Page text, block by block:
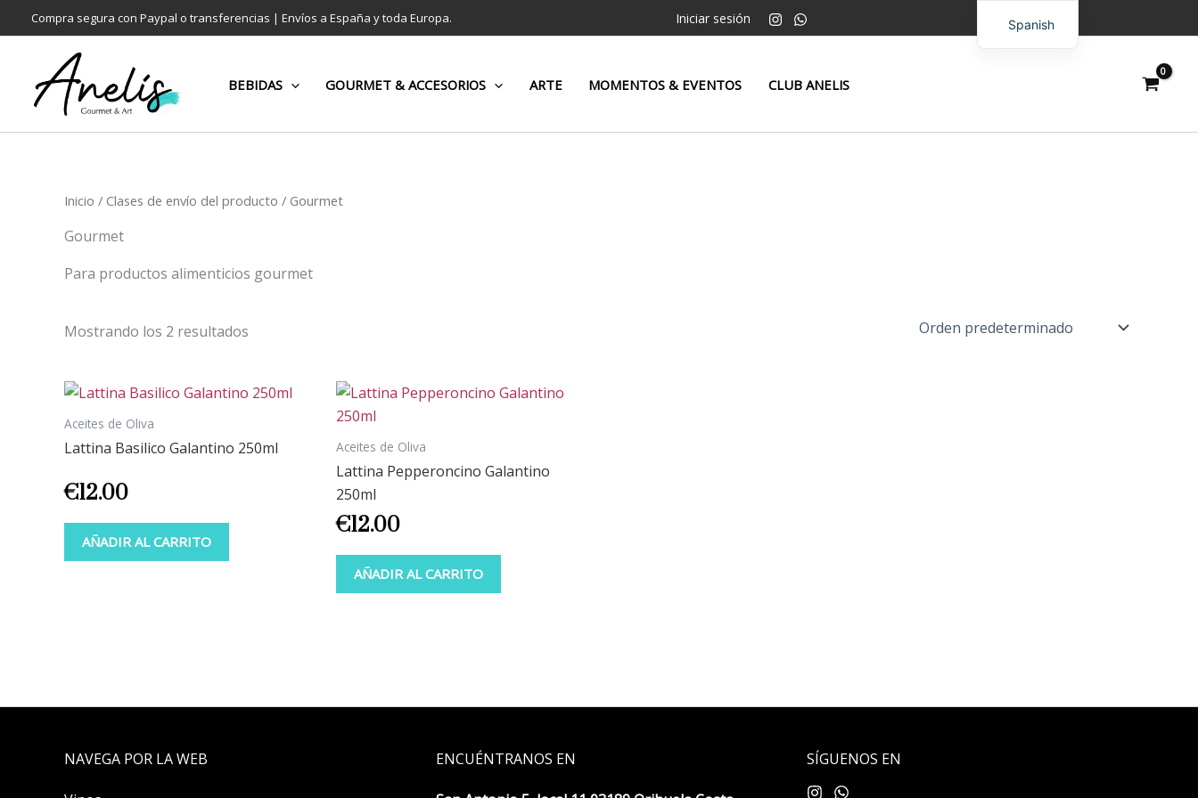
al
Compra segura con Paypal o transferencias | Envíos a España y toda Europa. Iniciar sesión
BEBIDAS GOURMET & ACCESORIOS ARTE MOMENTOS & EVENTOS CLUB ANELIS
Inicio / Clases de envío del producto / Gourmet
Gourmet
Para productos alimenticios gourmet
Mostrando los 2 resultados
Aceites de Oliva
Lattina Basilico Galantino 250ml
€12.00
AÑADIR AL CARRITO
Aceites de Oliva
Lattina Pepperoncino Galantino
250ml
€12.00
AÑADIR AL CARRITO
NAVEGA POR LA WEB ENCUÉNTRANOS EN SÍGUENOS EN
Spanish